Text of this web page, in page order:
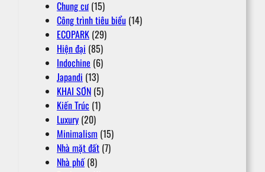
Chung cư (15)
Công trình tiêu biểu (14)
ECOPARK (29)
Hiện đại (85)
Indochine (6)
Japandi (13)
KHAI SƠN (5)
Kiến Trúc (1)
Luxury (20)
Minimalism (15)
Nhà mặt đất (7)
Nhà phố(8)